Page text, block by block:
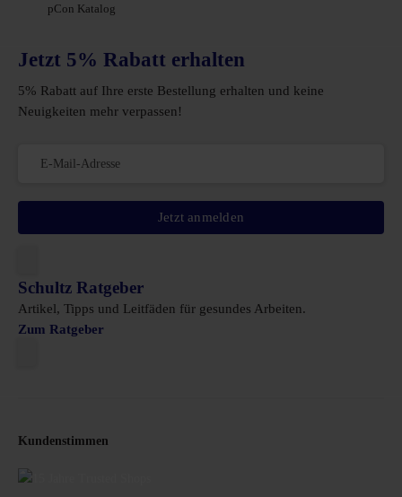
pCon Katalog
Jetzt 5% Rabatt erhalten
5% Rabatt auf Ihre erste Bestellung erhalten und keine
Neuigkeiten mehr verpassen!
Jetzt anmelden
Schultz Ratgeber
Artikel, Tipps und Leitfäden für gesundes Arbeiten.
Zum Ratgeber
Kundenstimmen